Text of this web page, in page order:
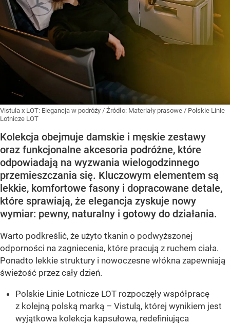
Vistula x LOT: Elegancja w podróży / Źródło: Materiały prasowe / Polskie Linie
Lotnicze LOT
Kolekcja obejmuje damskie i męskie zestawy
oraz funkcjonalne akcesoria podróżne, które
odpowiadają na wyzwania wielogodzinnego
przemieszczania się. Kluczowym elementem są
lekkie, komfortowe fasony i dopracowane detale,
które sprawiają, że elegancja zyskuje nowy
wymiar: pewny, naturalny i gotowy do działania.
Warto podkreślić, że użyto tkanin o podwyższonej
odporności na zagniecenia, które pracują z ruchem ciała.
Ponadto lekkie struktury i nowoczesne włókna zapewniają
świeżość przez cały dzień.
Polskie Linie Lotnicze LOT rozpoczęły współpracę
z kolejną polską marką – Vistulą, której wynikiem jest
wyjątkowa kolekcja kapsułowa, redefiniująca